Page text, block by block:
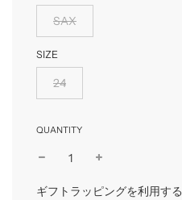
SAX
SIZE
24
QUANTITY
ギフトラッピングを利用する